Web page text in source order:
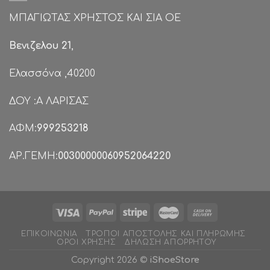
ΜΠΑΓΙΩΤΑΣ ΧΡΗΣΤΟΣ ΚΑΙ ΣΙΑ ΟΕ
Βενιζελου 21,
Ελασσόνα ,40200
ΔΟΥ :Α ΛΑΡΙΣΑΣ
ΑΦΜ:999253218
ΑΡ.ΓΕΜΗ:00300000060952064220
ΕΠΙΚΟΙΝΩΝΊΑ
ΤΡΌΠΟΙ ΑΠΟΣΤΟΛΉΣ ΚΑΙ ΠΛΗΡΩΜΉΣ
ΌΡΟΙ ΧΡΉΣΗΣ
ΔΉΛΩΣΗ ΑΠΟΡΡΉΤΟΥ
Copyright 2026 © iShoeStore